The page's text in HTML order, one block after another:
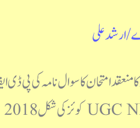
/ارشد علی
نیٹ جے آر ایف اردو جولائی 2018 نیٹ جے آر ایف جولائی